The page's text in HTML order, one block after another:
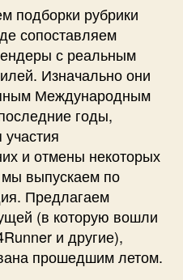
подборки рубрики
сопоставляем
с реальным
Изначально они
Международным
годы,
и отмены некоторых
мы выпускаем по
Предлагаем
(в которую вошли
и другие),
прошедшим летом.